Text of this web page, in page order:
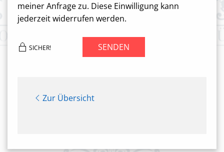
meiner Anfrage zu. Diese Einwilligung kann
jederzeit widerrufen werden.
SICHER! SENDEN
Zur Übersicht